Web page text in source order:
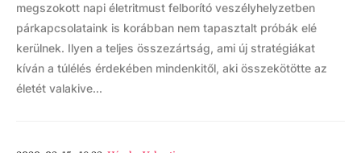
megszokott napi életritmust felborító veszélyhelyzetben
párkapcsolataink is korábban nem tapasztalt próbák elé
kerülnek. Ilyen a teljes összezártság, ami új stratégiákat
kíván a túlélés érdekében mindenkitől, aki összekötötte az
életét valakive...